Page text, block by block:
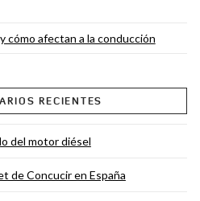
cómo afectan a la conducción
RECIENTES
del motor diésel
de Concucir en España